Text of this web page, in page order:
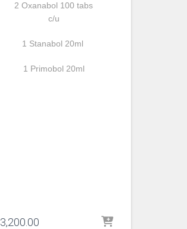
2 Oxanabol 100 tabs
c/u
1 Stanabol 20ml
1 Primobol 20ml
3,200.00